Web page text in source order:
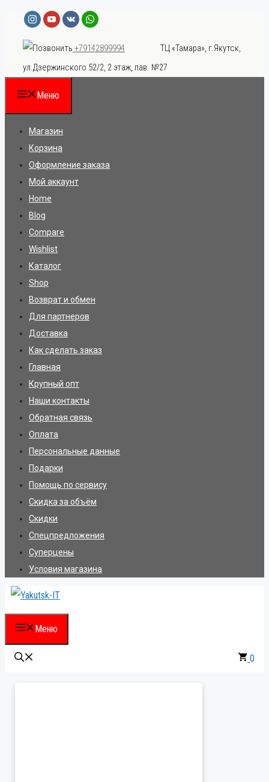
Перейти
содержимому
+79142899994
ТЦ «Тамара», г.Якутск,
ул.Дзержинского 52/2, 2 этаж, пав. №27
Меню
Магазин
Корзина
Оформление заказа
Мой аккаунт
Home
Blog
Compare
Wishlist
Каталог
Shop
Возврат и обмен
Для партнеров
Доставка
Как сделать заказ
Главная
Крупный опт
Наши контакты
Обратная связь
Оплата
Персональные данные
Подарки
Помощь по сервису
Скидка за объём
Скидки
Спецпредложения
Суперцены
Условия магазина
Меню
0